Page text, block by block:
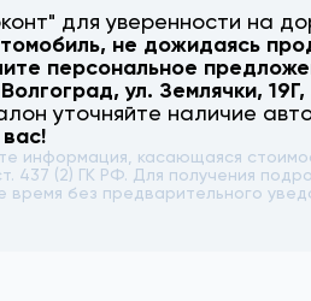
для уверенности на
не дожидаясь
персональное
Волгоград,ул. Землячки, 19Г,
уточняйте наличие
информация, касающаяся
437 (2) ГК РФ. Для получения
без предварительного